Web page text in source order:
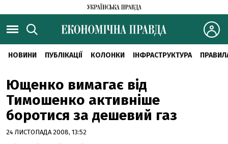
НОВИНИ ПУБЛІКАЦІЇ КОЛОНКИ ІНФРАСТРУКТУРА
Ющенко вимагає від
Тимошенко активніше
боротися за дешевий газ
24 ЛИСТОПАДА 2008, 13:52